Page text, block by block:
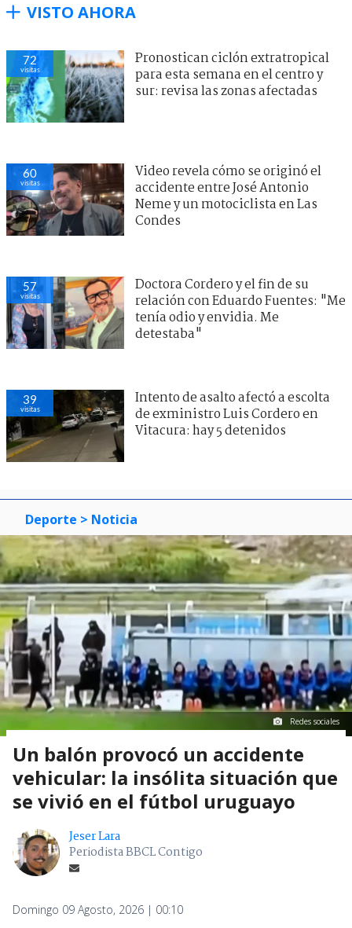
VISTO AHORA
72
visitas
Pronostican ciclón extratropical
para esta semana en el centro y
sur: revisa las zonas afectadas
60
visitas
Video revela cómo se originó el
accidente entre José Antonio
Neme y un motociclista en Las
Condes
57
visitas
Doctora Cordero y el fin de su
relación con Eduardo Fuentes: "Me
tenía odio y envidia. Me
detestaba"
39
visitas
Intento de asalto afectó a escolta
de exministro Luis Cordero en
Vitacura: hay 5 detenidos
Deporte > Noticia
Redes sociales
Un balón provocó un accidente
vehicular: la insólita situación que
se vivió en el fútbol uruguayo
Jeser Lara
Periodista BBCL Contigo
Domingo 09 Agosto, 2026 | 00:10